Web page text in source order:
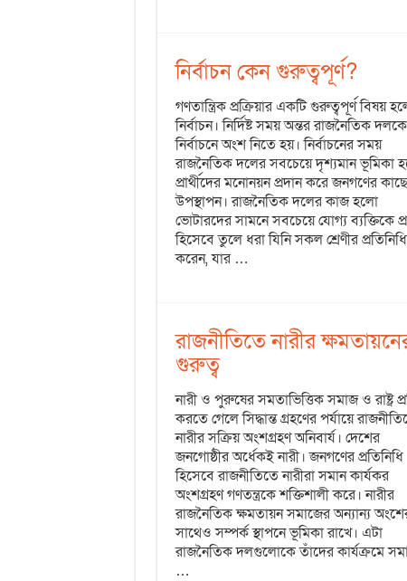
নির্বাচন কেন গুরুত্বপূর্ণ?
গণতান্ত্রিক প্রক্রিয়ার একটি গুরুত্বপূর্ণ বিষয়
নির্বাচন। নির্দিষ্ট সময় অন্তর রাজনৈতিক দলকে
নির্বাচনে অংশ নিতে হয়। নির্বাচনের সময়
রাজনৈতিক দলের সবচেয়ে দৃশ্যমান ভূমিকা
প্রার্থীদের মনোনয়ন প্রদান করে জনগণের কাছে
উপস্থাপন। রাজনৈতিক দলের কাজ হলো
ভোটারদের সামনে সবচেয়ে যোগ্য ব্যক্তিকে
হিসেবে তুলে ধরা যিনি সকল শ্রেণীর
করেন, যার …
রাজনীতিতে নারীর
গুরুত্ব
নারী ও পুরুষের সমতাভিত্তিক সমাজ ও রাষ্ট্র
করতে গেলে সিদ্ধান্ত গ্রহণের পর্যায়ে
নারীর সক্রিয় অংশগ্রহণ অনিবার্য। দেশের
জনগোষ্ঠীর অর্ধেকই নারী। জনগণের প্রতিনিধি
হিসেবে রাজনীতিতে নারীরা সমান কার্যকর
অংশগ্রহণ গণতন্ত্রকে শক্তিশালী করে। নারীর
রাজনৈতিক ক্ষমতায়ন সমাজের অন্যান্য
সাথেও সম্পর্ক স্থাপনে ভূমিকা রাখে। এটা
রাজনৈতিক দলগুলোকে তাঁদের কার্যক্রমে
…